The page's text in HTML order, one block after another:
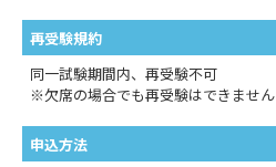
再受験規約
同一試験期間内、再受験不可
※欠席の場合でも再受験はできません
申込方法